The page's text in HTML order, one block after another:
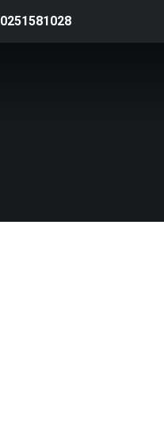
0251581028